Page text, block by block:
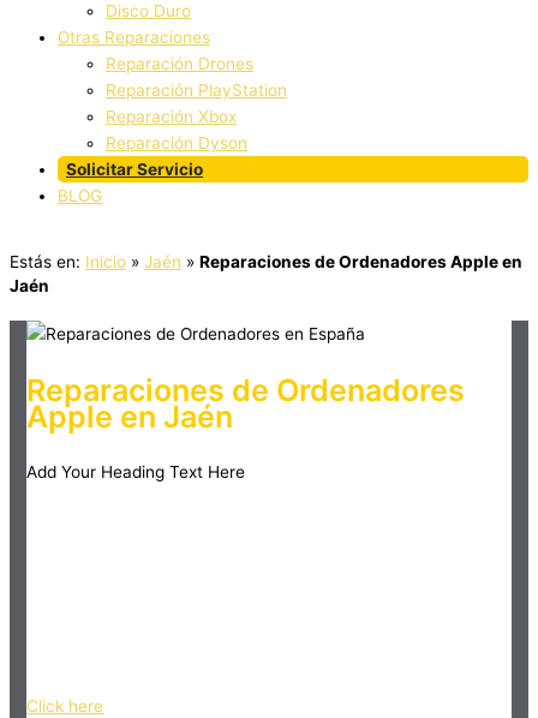
Disco Duro
Otras Reparaciones
Reparación Drones
Reparación PlayStation
Reparación Xbox
Reparación Dyson
Solicitar Servicio
BLOG
Estás en: Inicio » Jaén » Reparaciones de Ordenadores Apple en
Jaén
Reparaciones de Ordenadores
Apple en Jaén
Add Your Heading Text Here
Click here